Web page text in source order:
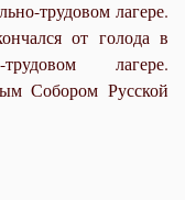
трудовом лагере.
от голода в
трудовом лагере.
Собором Русской